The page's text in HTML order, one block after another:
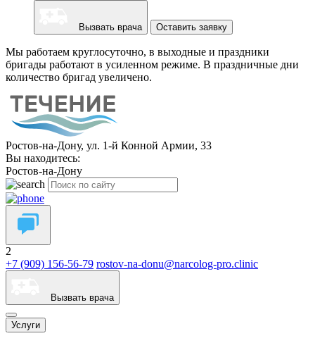
Вызвать врача Оставить заявку
Мы работаем круглосуточно, в выходные и праздники
бригады работают в усиленном режиме. В праздничные дни
количество бригад увеличено.
Ростов-на-Дону, ул. 1-й Конной Армии, 33
Вы находитесь:
Ростов-на-Дону
2
+7 (909) 156-56-79 rostov-na-donu@narcolog-pro.clinic
Вызвать врача
Услуги